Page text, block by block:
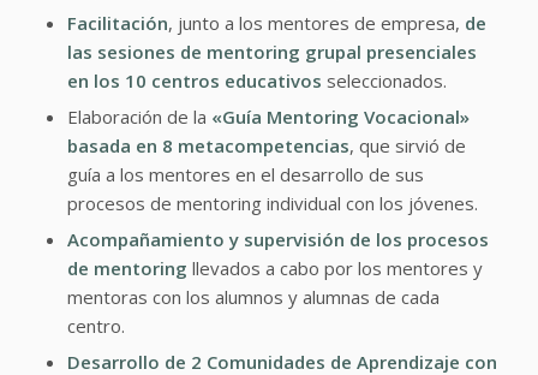
Facilitación, junto a los mentores de empresa, de
las sesiones de mentoring grupal presenciales
en los 10 centros educativos seleccionados.
Elaboración de la «Guía Mentoring Vocacional»
basada en 8 metacompetencias, que sirvió de
guía a los mentores en el desarrollo de sus
procesos de mentoring individual con los jóvenes.
Acompañamiento y supervisión de los procesos
de mentoring llevados a cabo por los mentores y
mentoras con los alumnos y alumnas de cada
centro.
Desarrollo de 2 Comunidades de Aprendizaje con